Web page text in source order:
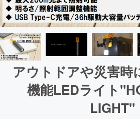
アウトドアや災害時
機能LEDライト
LIGHT"